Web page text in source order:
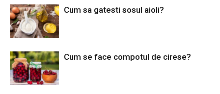
Cum sa gatesti sosul aioli?
Cum se face compotul de cirese?